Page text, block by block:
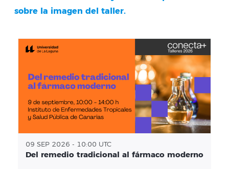
sobre la imagen del taller.
09 SEP 2026 - 10:00 UTC
Del remedio tradicional al fármaco moderno